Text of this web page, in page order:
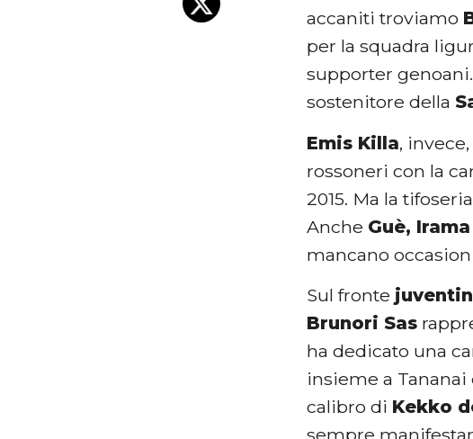
accaniti troviamo
per la squadra
supporter
sostenitore della
Emis Killa,
rossoneri con la
2015. Ma la
Anche Guè,
mancano
Sul fronte
Brunori Sas
ha dedicato una
insieme a
calibro di Kekko